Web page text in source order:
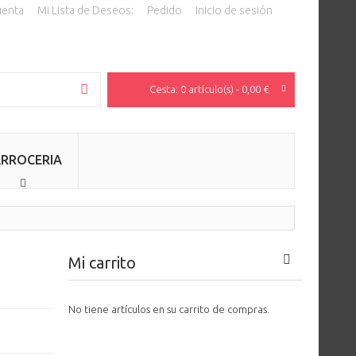
Mi Lista de Deseos: Pedido Inicio de sesión
Cesta: 0 artículo(s) - 0,00 €
Mi carrito
No tiene artículos en su carrito de compras.